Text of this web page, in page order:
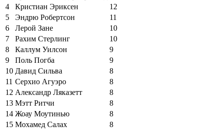
4
Кристиан Эриксен
12
5
Эндрю Робертсон
11
6
Лерой Зане
10
7
Рахим Стерлинг
10
8
Каллум Уилсон
9
9
Поль Погба
9
10 Давид Сильва
8
11 Серхио Агуэро
8
12 Александр Ляказетт
8
13 Мэтт Ритчи
8
14 Жоау Моутинью
8
15 Мохамед Салах 8